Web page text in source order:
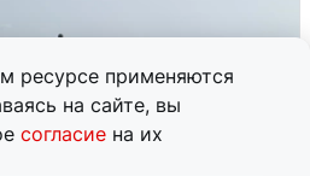
ресурсе применяются
на сайте, вы
согласие на их